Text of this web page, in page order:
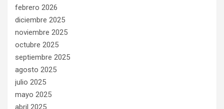
febrero 2026
diciembre 2025
noviembre 2025
octubre 2025
septiembre 2025
agosto 2025
julio 2025
mayo 2025
abril 2025